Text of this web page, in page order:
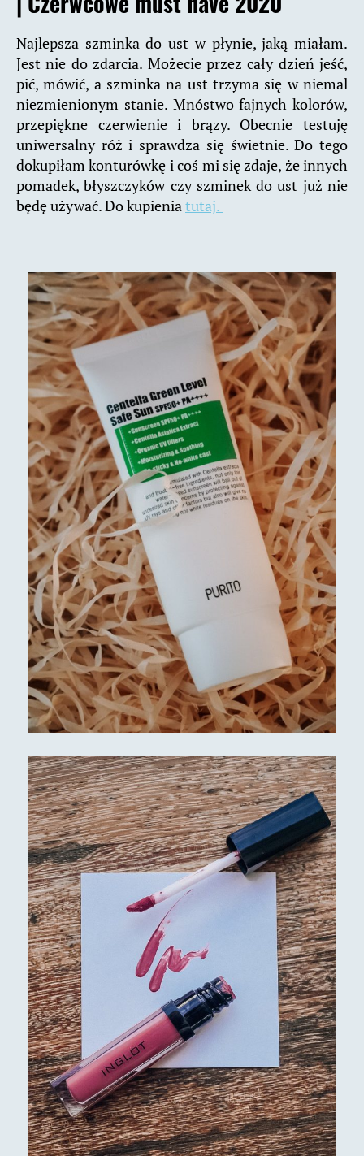
Najlepsza szminka do ust w płynie, jaką miałam.
Jest nie do zdarcia. Możecie przez cały dzień jeść,
pić, mówić, a szminka na ust trzyma się w niemal
niezmienionym stanie. Mnóstwo fajnych kolorów,
przepiękne czerwienie i brązy. Obecnie testuję
uniwersalny róż i sprawdza się świetnie. Do tego
dokupiłam konturówkę i coś mi się zdaje, że innych
pomadek, błyszczyków czy szminek do ust już nie
będę używać. Do kupieniatutaj.